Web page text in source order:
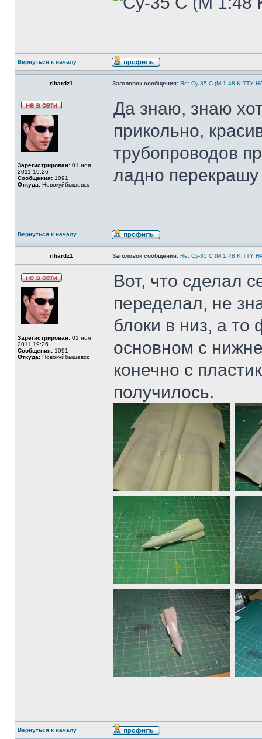
Вернуться к началу
rihardz1 Заголовок сообщения: Re: Су-35 С (М 1:48 KITTY
Зарегистрирован: 01 ноя
2011 19:26
Сообщения: 1091
Откуда: Новокуйбышевск
Да знаю, знаю
прикольно,
трубопроводов
ладно
Вернуться к началу
rihardz1 Заголовок сообщения: Re: Су-35 С (М 1:48 KITTY
Зарегистрирован: 01 ноя
2011 19:26
Сообщения: 1091
Откуда: Новокуйбышевск
Вот, что сделал
переделал, не
блоки в низ, а
основном с
конечно с
получилось.
Вернуться к началу